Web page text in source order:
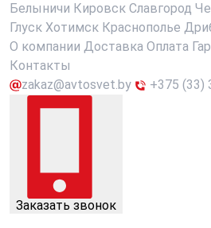
Белыничи Кировск Славгород
Глуск Хотимск Краснополье
О компании Доставка Оплата
Контакты
zakaz@avtosvet.by
+375 (33)
Заказать звонок